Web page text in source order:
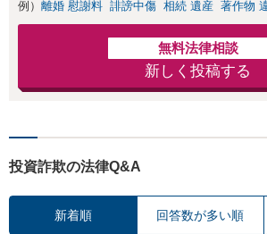
例） 離婚 慰謝料 誹謗中傷 相続 遺産 著作物
無料法律相談
新しく投稿する
投資詐欺の法律Q&A
新着順 回答数が多い順